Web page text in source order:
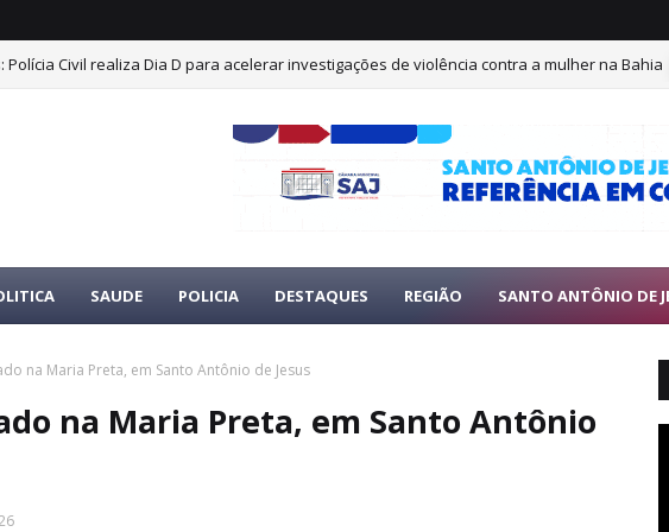
Polícia Civil realiza Dia D para acelerar investigações de violência contra a mulher na Bahia
SAUDE POLICIA DESTAQUES REGIÃO SANTO ANTÔNIO DE
na Maria Preta, em Santo Antônio de Jesus
na Maria Preta, em Santo Antônio